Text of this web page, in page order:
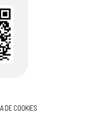
DE COOKIES